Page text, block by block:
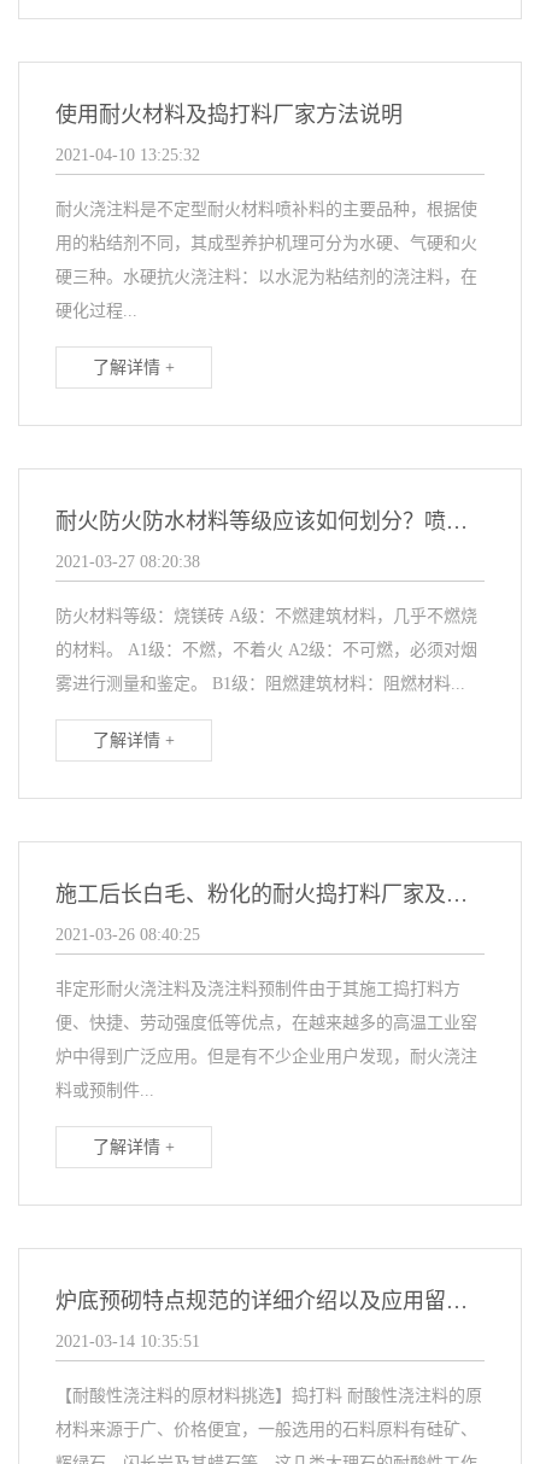
使用耐火材料及捣打料厂家方法说明
2021-04-10 13:25:32
耐火浇注料是不定型耐火材料喷补料的主要品种，根据使
用的粘结剂不同，其成型养护机理可分为水硬、气硬和火
硬三种。水硬抗火浇注料：以水泥为粘结剂的浇注料，在
硬化过程...
了解详情 +
耐火防火防水材料等级应该如何划分？喷补料价格
2021-03-27 08:20:38
防火材料等级：烧镁砖 A级：不燃建筑材料，几乎不燃烧
的材料。 A1级：不燃，不着火 A2级：不可燃，必须对烟
雾进行测量和鉴定。 B1级：阻燃建筑材料：阻燃材料...
了解详情 +
施工后长白毛、粉化的耐火捣打料厂家及预制件因素及解决办法
2021-03-26 08:40:25
非定形耐火浇注料及浇注料预制件由于其施工捣打料方
便、快捷、劳动强度低等优点，在越来越多的高温工业窑
炉中得到广泛应用。但是有不少企业用户发现，耐火浇注
料或预制件...
了解详情 +
炉底预砌特点规范的详细介绍以及应用留意关键点的表明
2021-03-14 10:35:51
【耐酸性浇注料的原材料挑选】捣打料 耐酸性浇注料的原
材料来源于广、价格便宜，一般选用的石料原料有硅矿、